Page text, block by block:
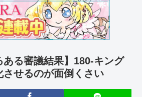
ある審議結果】180-キング
させるのが面倒くさい